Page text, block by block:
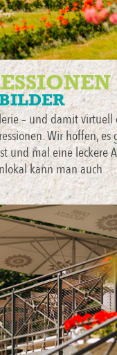
– und damit
Wir hoffen,
und mal eine leckere
kann man auch …